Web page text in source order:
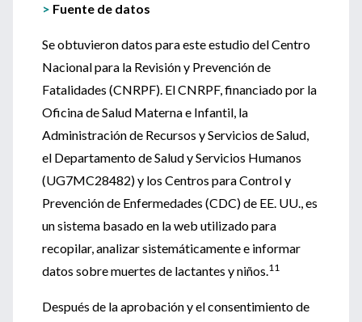
> Fuente de datos
Se obtuvieron datos para este estudio del Centro
Nacional para la Revisión y Prevención de
Fatalidades (CNRPF). El CNRPF, financiado por la
Oficina de Salud Materna e Infantil, la
Administración de Recursos y Servicios de Salud,
el Departamento de Salud y Servicios Humanos
(UG7MC28482) y los Centros para Control y
Prevención de Enfermedades (CDC) de EE. UU., es
un sistema basado en la web utilizado para
recopilar, analizar sistemáticamente e informar
datos sobre muertes de lactantes y niños.11
Después de la aprobación y el consentimiento de